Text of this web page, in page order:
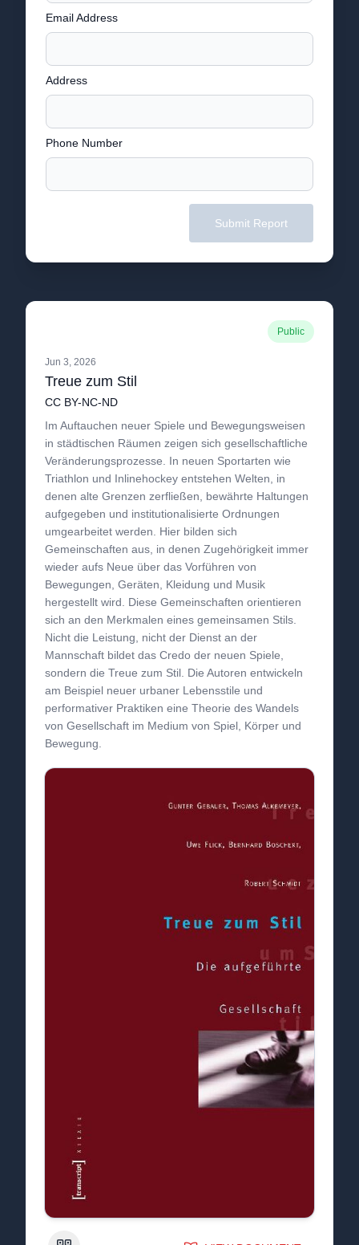
Email Address
Address
Phone Number
Submit Report
Public
Jun 3, 2026
Treue zum Stil
CC BY-NC-ND
Im Auftauchen neuer Spiele und Bewegungsweisen
in städtischen Räumen zeigen sich gesellschaftliche
Veränderungsprozesse. In neuen Sportarten wie
Triathlon und Inlinehockey entstehen Welten, in
denen alte Grenzen zerfließen, bewährte Haltungen
aufgegeben und institutionalisierte Ordnungen
umgearbeitet werden. Hier bilden sich
Gemeinschaften aus, in denen Zugehörigkeit immer
wieder aufs Neue über das Vorführen von
Bewegungen, Geräten, Kleidung und Musik
hergestellt wird. Diese Gemeinschaften orientieren
sich an den Merkmalen eines gemeinsamen Stils.
Nicht die Leistung, nicht der Dienst an der
Mannschaft bildet das Credo der neuen Spiele,
sondern die Treue zum Stil. Die Autoren entwickeln
am Beispiel neuer urbaner Lebensstile und
performativer Praktiken eine Theorie des Wandels
von Gesellschaft im Medium von Spiel, Körper und
Bewegung.